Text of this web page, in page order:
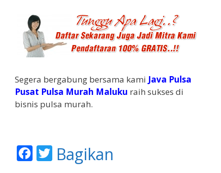
Segera bergabung bersama kami Java Pulsa
Pusat Pulsa Murah Maluku raih sukses di
bisnis pulsa murah.
F T
Bagikan